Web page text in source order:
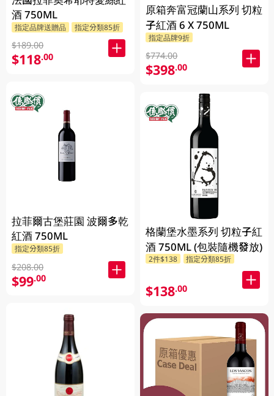
酒 750ML
指定品牌送贈品 指定分類85折
$189.00
$118.00
拉菲爾古堡莊園 波爾多乾
紅酒 750ML
指定分類85折
$208.00
$99.00
原箱奔富冠蘭山系列 切粒
子紅酒 6 X 750ML
指定品牌9折
$774.00
$398.00
格蘭堡水墨系列 切粒子紅
酒 750ML (包裝隨機發放)
2件$138 指定分類85折
$138.00